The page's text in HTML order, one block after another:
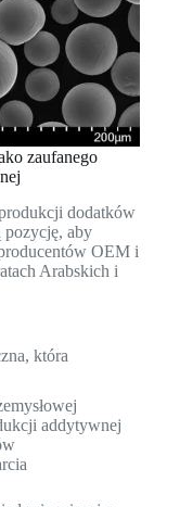
zaufanego
dodatków
aby
OEM i
Arabskich i
która
addytywnej